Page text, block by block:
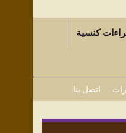
كنسية
اتصل بنا